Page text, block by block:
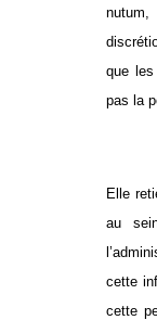
que
pas la
Elle
au
cette
cette